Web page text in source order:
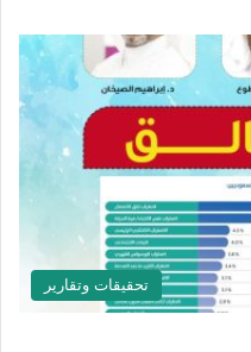
تحقيقات وتقارير